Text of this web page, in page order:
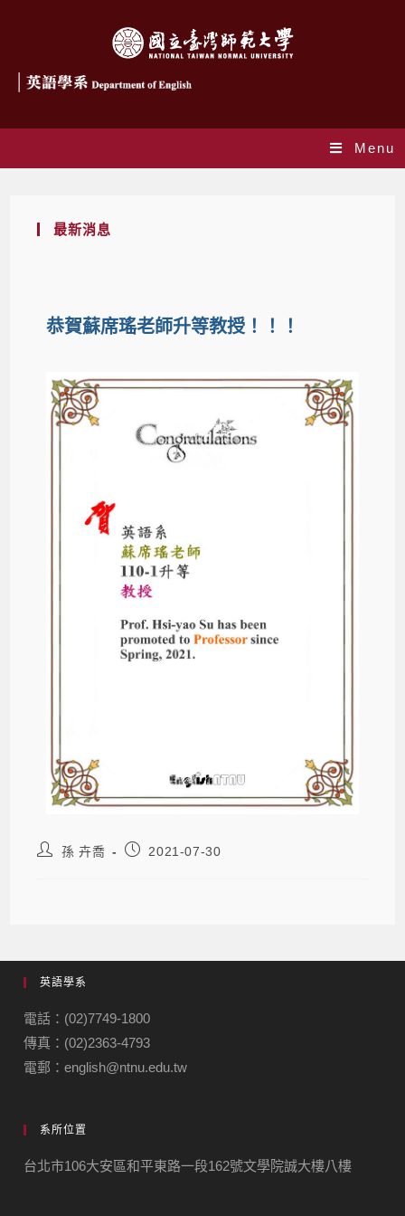
Menu
最新消息
恭賀蘇席瑤老師升等教授！！！
孫 卉喬 2021-07-30
英語學系
電話：(02)7749-1800
傳真：(02)2363-4793
電郵：english@ntnu.edu.tw
系所位置
台北市106大安區和平東路一段162號文學院誠大樓八樓